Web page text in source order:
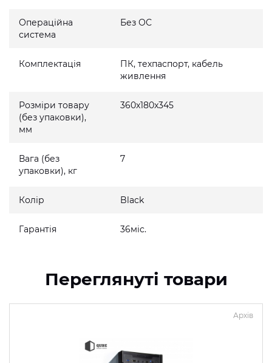
Операційна
система
Без ОС
Комплектація
ПК, техпаспорт, кабель
живлення
Розміри товару
(без упаковки),
мм
360x180x345
Вага (без
упаковки), кг
7
Колір Black
Гарантія 36міс.
Переглянуті товари
Архів